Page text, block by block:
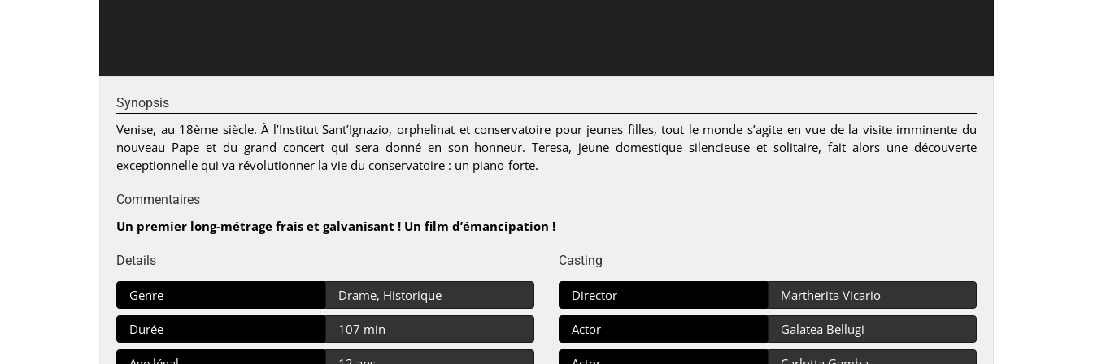
Synopsis
Venise, au 18ème siècle. À l’Institut Sant’Ignazio, orphelinat et conservatoire pour jeunes filles, tout le monde s’agite en vue de la visite imminente du
nouveau Pape et du grand concert qui sera donné en son honneur. Teresa, jeune domestique silencieuse et solitaire, fait alors une découverte
exceptionnelle qui va révolutionner la vie du conservatoire : un piano-forte.
Commentaires
Un premier long-métrage frais et galvanisant ! Un film d’émancipation !
Details
Genre Drame, Historique
Durée 107 min
Casting
Director Martherita Vicario
Actor Galatea Bellugi